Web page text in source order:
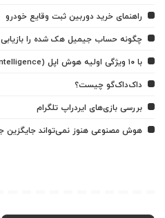
راهنمای خرید دوربین ثبت وقایع خودرو
چگونه حساب جیمیل هک شده را
با ۱۰ ویژگی اولیه هوش اپل (Apple Intelligence) آشنا شوید
داک‌داک‌گو چیست؟
بررسی بازی‌های ایردراپ تلگرام
هوش مصنوعی هنوز نمی‌تواند